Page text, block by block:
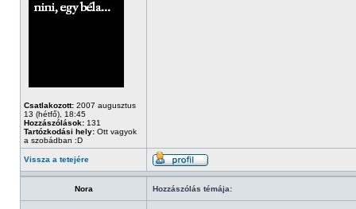
Csatlakozott: 2007 augusztus
13 (hétfő), 18:45
Hozzászólások: 131
Tartózkodási hely: Ott vagyok
a szobádban :D
Vissza a tetejére
Nora Hozzászólás témája: